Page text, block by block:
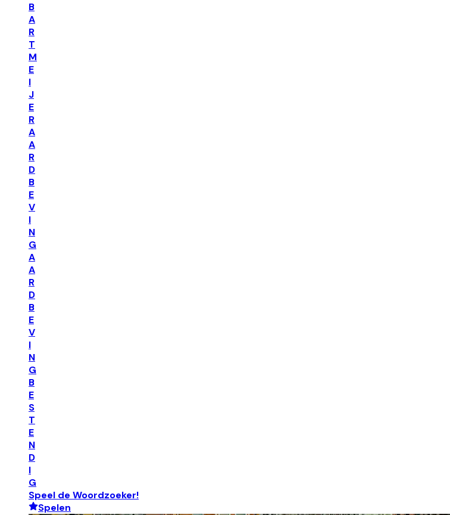
B
A
R
T
M
E
I
J
E
R
A
A
R
D
B
E
V
I
N
G
A
A
R
D
B
E
V
I
N
G
B
E
S
T
E
N
D
I
G
Speel de Woordzoeker!
Spelen